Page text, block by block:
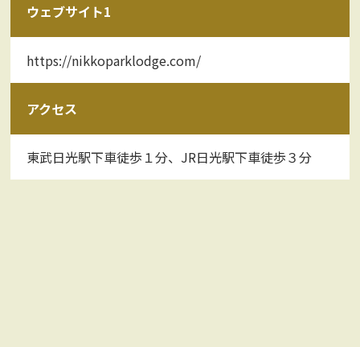
ウェブサイト1
https://nikkoparklodge.com/
アクセス
東武日光駅下車徒歩１分、JR日光駅下車徒歩３分